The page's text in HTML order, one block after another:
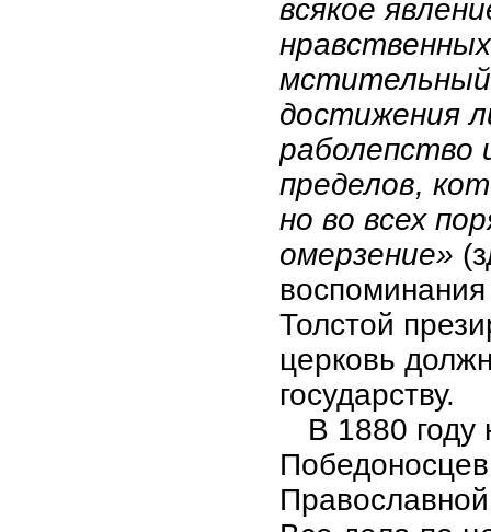
всякое
достижения
раболепство
пределов,
но во всех
омерзение»
Толстой
церковь
государству.
В 1880